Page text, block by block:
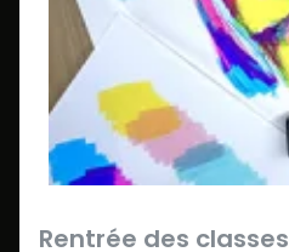
Rentrée des classes